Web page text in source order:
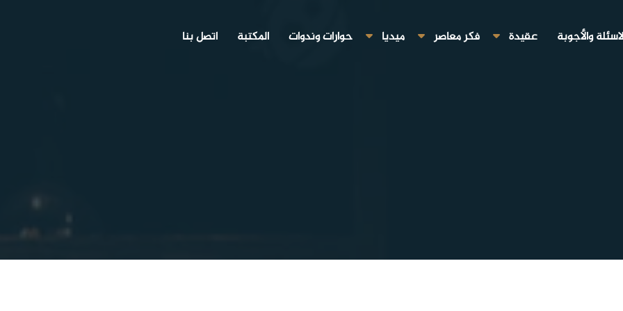
والأجوبة عقيدة فكر معاصر ميديا حوارات وندوات المكتبة اتصل بنا